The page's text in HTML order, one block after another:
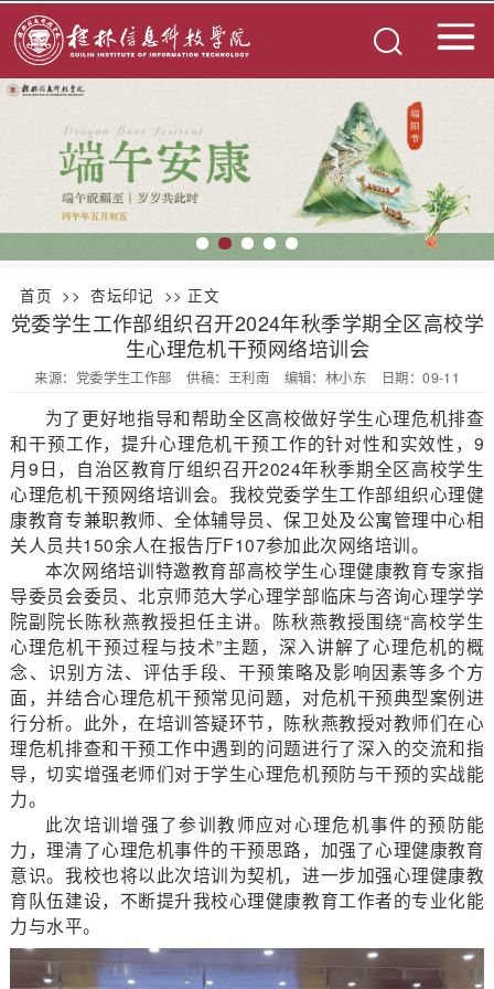
首页 >> 杏坛印记 >> 正文
党委学生工作部组织召开2024年秋季学期全区高校学
生心理危机干预网络培训会
来源：党委学生工作部 供稿：王利南 编辑：林小东 日期：09-11
为了更好地指导和帮助全区高校做好学生心理危机排查
和干预工作，提升心理危机干预工作的针对性和实效性，9
月9日，自治区教育厅组织召开2024年秋季期全区高校学生
心理危机干预网络培训会。我校党委学生工作部组织心理健
康教育专兼职教师、全体辅导员、保卫处及公寓管理中心相
关人员共150余人在报告厅F107参加此次网络培训。
本次网络培训特邀教育部高校学生心理健康教育专家指
导委员会委员、北京师范大学心理学部临床与咨询心理学学
院副院长陈秋燕教授担任主讲。陈秋燕教授围绕“高校学生
心理危机干预过程与技术”主题，深入讲解了心理危机的概
念、识别方法、评估手段、干预策略及影响因素等多个方
面，并结合心理危机干预常见问题，对危机干预典型案例进
行分析。此外，在培训答疑环节，陈秋燕教授对教师们在心
理危机排查和干预工作中遇到的问题进行了深入的交流和指
导，切实增强老师们对于学生心理危机预防与干预的实战能
力。
此次培训增强了参训教师应对心理危机事件的预防能
力，理清了心理危机事件的干预思路，加强了心理健康教育
意识。我校也将以此次培训为契机，进一步加强心理健康教
育队伍建设，不断提升我校心理健康教育工作者的专业化能
力与水平。